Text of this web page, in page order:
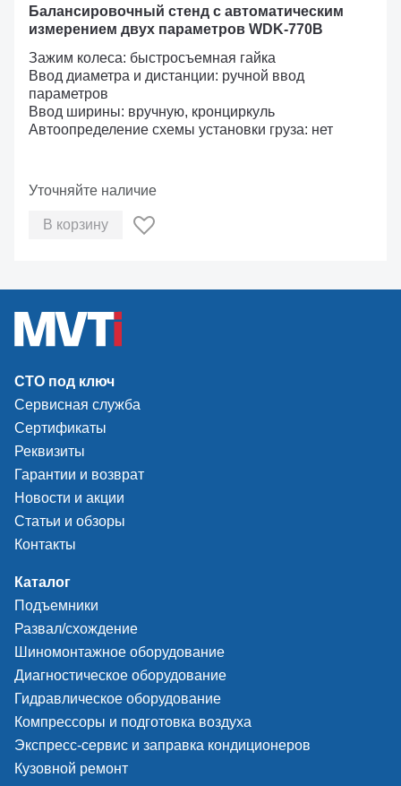
Балансировочный стенд с автоматическим
измерением двух параметров WDK-770B
Зажим колеса: быстросъемная гайка
Ввод диаметра и дистанции: ручной ввод
параметров
Ввод ширины: вручную, кронциркуль
Автоопределение схемы установки груза: нет
Уточняйте наличие
В корзину
СТО под ключ
Сервисная служба
Сертификаты
Реквизиты
Гарантии и возврат
Новости и акции
Статьи и обзоры
Контакты
Каталог
Подъемники
Развал/схождение
Шиномонтажное оборудование
Диагностическое оборудование
Гидравлическое оборудование
Компрессоры и подготовка воздуха
Экспресс-сервис и заправка кондиционеров
Кузовной ремонт